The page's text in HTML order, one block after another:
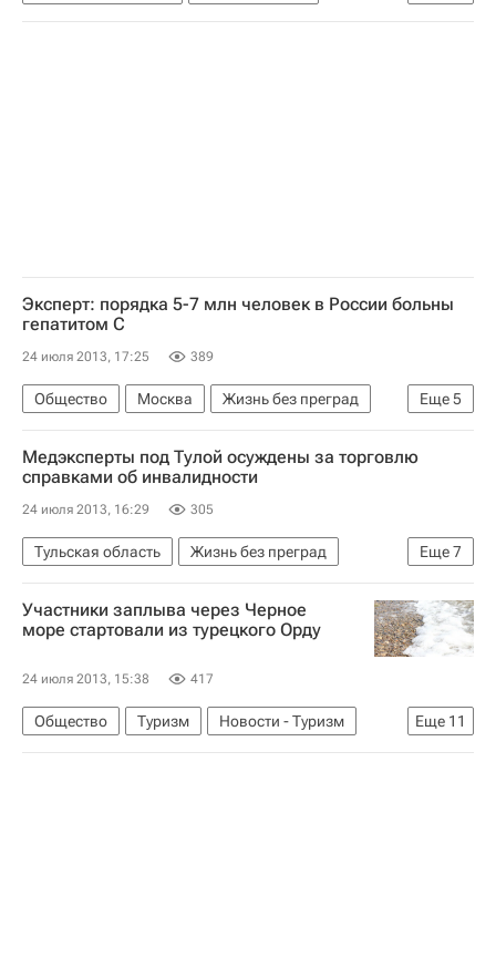
Чувашская Республика (Чувашия)
Весь мир
Эксперт: порядка 5-7 млн человек в России больны
гепатитом С
24 июля 2013, 17:25 389
Еще5
Общество Москва
Жизнь без преград
Европа
Весь мир ВОЗ
Здоровье
Россия
Медэксперты под Тулой осуждены за торговлю
справками об инвалидности
24 июля 2013, 16:29 305
Еще7
Тульская область
Жизнь без преград
Происшествия
Плавск
Центральный ФО
Весь мир
Плавский район
Европа
Участники заплыва через Черное
море стартовали из турецкого Орду
24 июля 2013, 15:38 417
Еще 11
Общество Туризм
Новости - Туризм
Жизнь без преград
Майкоп
Армавир